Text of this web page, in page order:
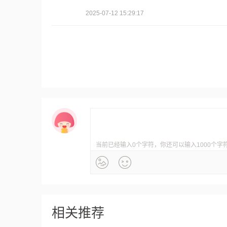
2025-07-12 15:29:17
当前已经输入0个字符，你还可以输入1000个字
相关推荐